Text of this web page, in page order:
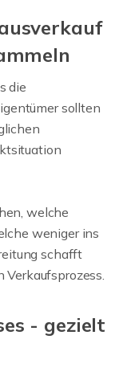
die
sollten
welche
weniger ins
schafft
- gezielt